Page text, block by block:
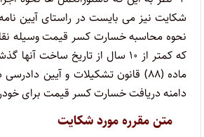
شکایت نیز می بایست در راستای آیین
نحوه محاسبه خسارت کسر قیمت وسیله
دامنه دریافت خسارت کسر قیمت برای خودرو هایی که کمتر از ۱۰ سال از تاریخ ساخت
متن مقرره مورد شکایت